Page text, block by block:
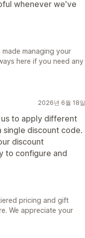
whenever we've
managing your
here if you need any
2026년 6월 18일
to apply different
single discount code.
discount
to configure and
pricing and gift
We appreciate your